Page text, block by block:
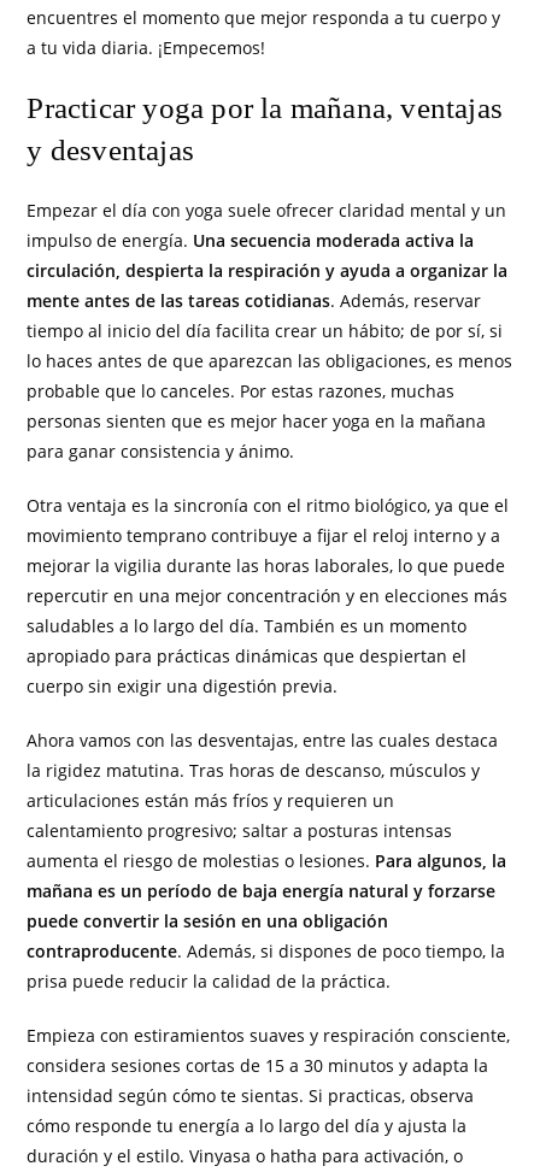
encuentres el momento que mejor responda a tu cuerpo y
a tu vida diaria. ¡Empecemos!
Practicar yoga por la mañana, ventajas
y desventajas
Empezar el día con yoga suele ofrecer claridad mental y un
impulso de energía. Una secuencia moderada activa la
circulación, despierta la respiración y ayuda a organizar la
mente antes de las tareas cotidianas. Además, reservar
tiempo al inicio del día facilita crear un hábito; de por sí, si
lo haces antes de que aparezcan las obligaciones, es menos
probable que lo canceles. Por estas razones, muchas
personas sienten que es mejor hacer yoga en la mañana
para ganar consistencia y ánimo.
Otra ventaja es la sincronía con el ritmo biológico, ya que el
movimiento temprano contribuye a fijar el reloj interno y a
mejorar la vigilia durante las horas laborales, lo que puede
repercutir en una mejor concentración y en elecciones más
saludables a lo largo del día. También es un momento
apropiado para prácticas dinámicas que despiertan el
cuerpo sin exigir una digestión previa.
Ahora vamos con las desventajas, entre las cuales destaca
la rigidez matutina. Tras horas de descanso, músculos y
articulaciones están más fríos y requieren un
calentamiento progresivo; saltar a posturas intensas
aumenta el riesgo de molestias o lesiones. Para algunos, la
mañana es un período de baja energía natural y forzarse
puede convertir la sesión en una obligación
contraproducente. Además, si dispones de poco tiempo, la
prisa puede reducir la calidad de la práctica.
Empieza con estiramientos suaves y respiración consciente,
considera sesiones cortas de 15 a 30 minutos y adapta la
intensidad según cómo te sientas. Si practicas, observa
cómo responde tu energía a lo largo del día y ajusta la
duración y el estilo. Vinyasa o hatha para activación, o